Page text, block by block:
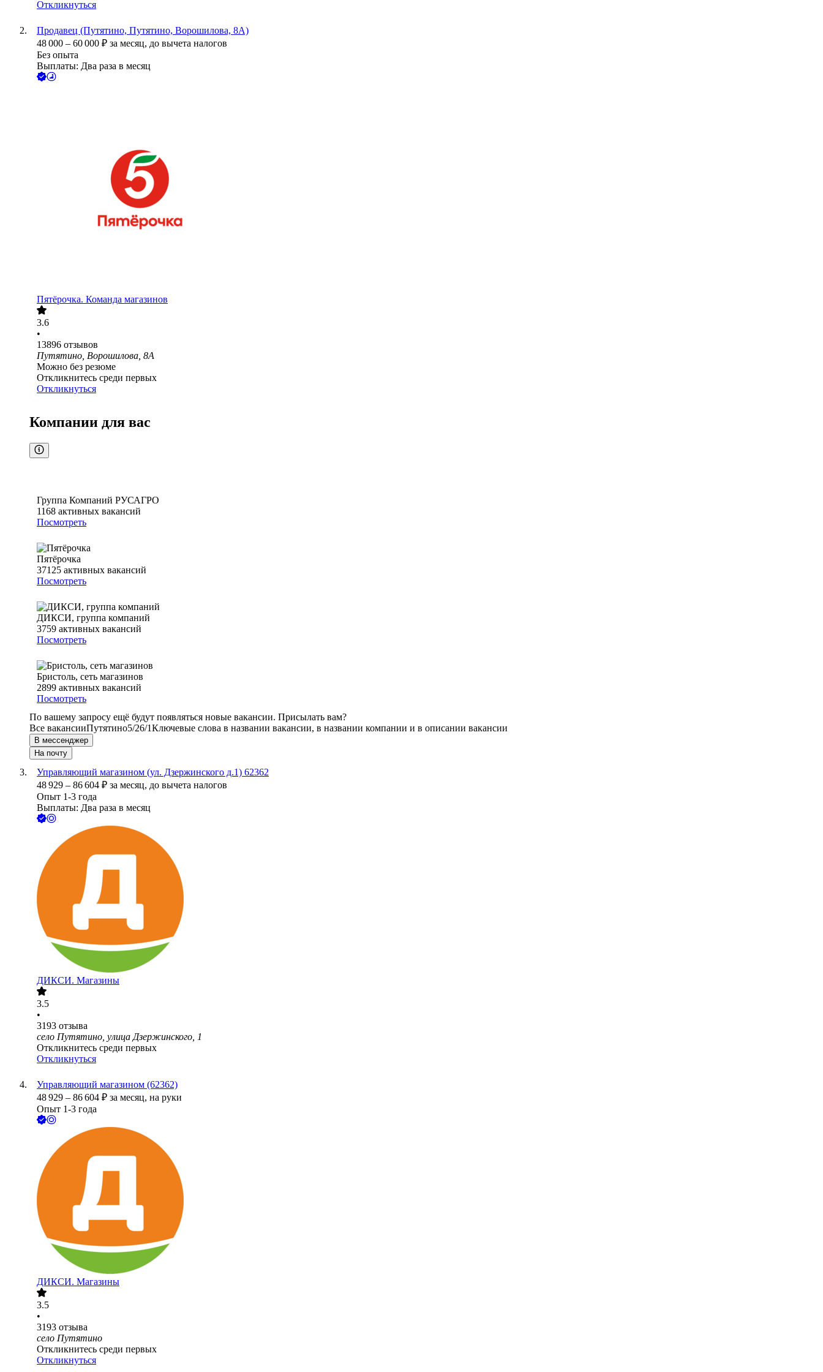
Откликнуться
Продавец (Путятино, Путятино, Ворошилова, 8А)
48 000 – 60 000 ₽ за месяц, до вычета налогов
Без опыта
Выплаты: Два раза в месяц
Пятёрочка. Команда магазинов
3.6
•
13896 отзывов
Путятино, Ворошилова, 8А
Можно без резюме
Откликнитесь среди первых
Откликнуться
Компании для вас
Группа Компаний РУСАГРО
1168 активных вакансий
Посмотреть
Пятёрочка
37125 активных вакансий
Посмотреть
ДИКСИ, группа компаний
3759 активных вакансий
Посмотреть
Бристоль, сеть магазинов
2899 активных вакансий
Посмотреть
По вашему запросу ещё будут появляться новые вакансии. Присылать вам?
Все вакансииПутятино5/26/1Ключевые слова в названии вакансии, в названии компании и в описании вакансии
В мессенджер
На почту
Управляющий магазином (ул. Дзержинского д.1) 62362
48 929 – 86 604 ₽ за месяц, до вычета налогов
Опыт 1-3 года
Выплаты: Два раза в месяц
ДИКСИ. Магазины
3.5
•
3193 отзыва
село Путятино, улица Дзержинского, 1
Откликнитесь среди первых
Откликнуться
Управляющий магазином (62362)
48 929 – 86 604 ₽ за месяц, на руки
Опыт 1-3 года
ДИКСИ. Магазины
3.5
•
3193 отзыва
село Путятино
Откликнитесь среди первых
Откликнуться